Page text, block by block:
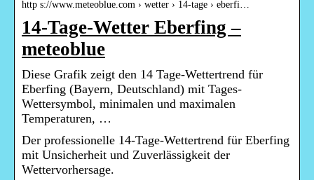
http s://www.meteoblue.com › wetter › 14-tage › eberfi…
14-Tage-Wetter Eberfing –
meteoblue
Diese Grafik zeigt den 14 Tage-Wettertrend für
Eberfing (Bayern, Deutschland) mit Tages-
Wettersymbol, minimalen und maximalen
Temperaturen, …
Der professionelle 14-Tage-Wettertrend für Eberfing
mit Unsicherheit und Zuverlässigkeit der
Wettervorhersage.